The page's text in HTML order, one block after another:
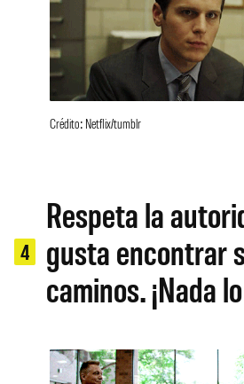
Crédito: Netflix/tumblr
4
Respeta la
gusta encontrar
caminos. ¡Nada